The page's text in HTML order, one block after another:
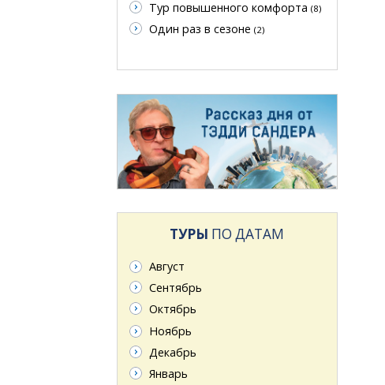
Тур повышенного комфорта (8)
Один раз в сезоне (2)
ТУРЫ ПО ДАТАМ
Август
Сентябрь
Октябрь
Ноябрь
Декабрь
Январь